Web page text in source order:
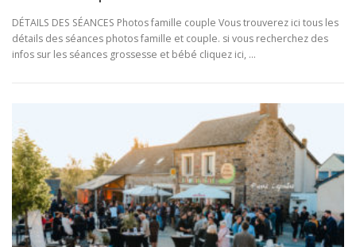
DÉTAILS DES SÉANCES Photos famille couple Vous trouverez ici tous les
détails des séances photos famille et couple. si vous recherchez des
infos sur les séances grossesse et bébé cliquez ici, …